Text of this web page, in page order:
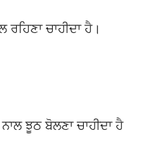
ਚਾਹੀਦਾ ਹੈ।
ਝੂਠ ਬੋਲਣਾ ਚਾਹੀਦਾ ਹੈ